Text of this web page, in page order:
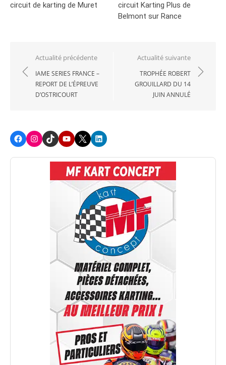
circuit de karting de Muret
circuit Karting Plus de
Belmont sur Rance
Navigation
de
l’article
Actualité précédente
IAME SERIES FRANCE –
REPORT DE L’ÉPREUVE
D’OSTRICOURT
Actualité suivante
TROPHÉE ROBERT
GROUILLARD DU 14
JUIN ANNULÉ
FacebookInstagram
TikTokYoutube
X LinkedIn